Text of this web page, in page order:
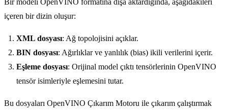
Bir modeli OpenVINO formatına dışa aktardığında, aşağıdakileri
içeren bir dizin oluşur:
XML dosyası: Ağ topolojisini açıklar.
BIN dosyası: Ağırlıklar ve yanlılık (bias) ikili verilerini içerir.
Eşleme dosyası: Orijinal model çıktı tensörlerinin OpenVINO
tensör isimleriyle eşlemesini tutar.
Bu dosyaları OpenVINO Çıkarım Motoru ile çıkarım çalıştırmak